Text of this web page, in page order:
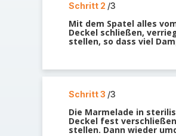
Schritt 2 /3
Mit dem Spatel alles
Deckel schließen,
stellen, so dass viel
Schritt 3 /3
Die Marmelade in
Deckel fest
stellen. Dann wieder